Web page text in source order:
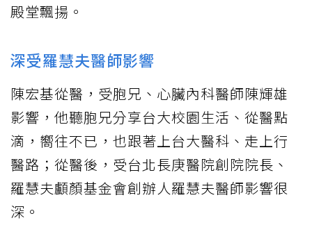
殿堂飄揚。
深受羅慧夫醫師影響
陳宏基從醫，受胞兄、心臟內科醫師陳輝雄
影響，他聽胞兄分享台大校園生活、從醫點
滴，嚮往不已，也跟著上台大醫科、走上行
醫路；從醫後，受台北長庚醫院創院院長、
羅慧夫顱顏基金會創辦人羅慧夫醫師影響很
深。